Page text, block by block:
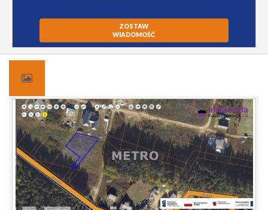
ZOSTAW
WIADOMOŚĆ